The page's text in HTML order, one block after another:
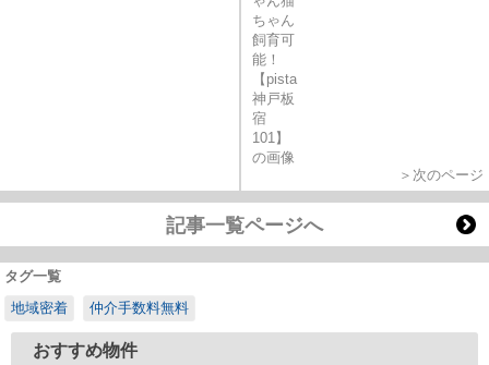
＞次のページ
記事一覧ページへ
タグ一覧
地域密着
仲介手数料無料
おすすめ物件